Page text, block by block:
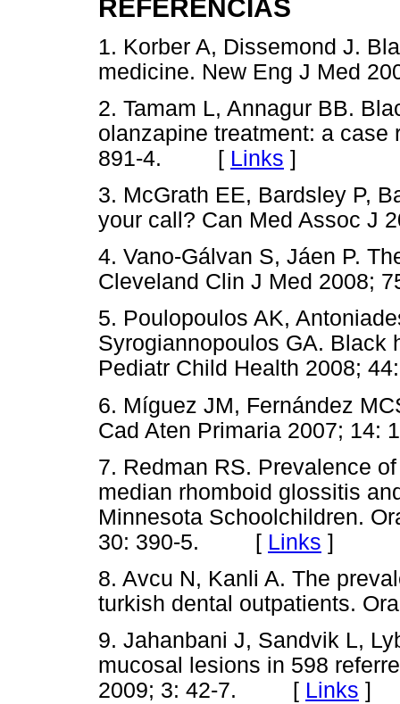
REFERÊNCIAS
1. Korber A, Dissemond J.
medicine. New Eng J
2. Tamam L, Annagur BB.
olanzapine treatment: a case
891-4. [ Links ]
3. McGrath EE, Bardsley P,
your call? Can Med Assoc
4. Vano-Gálvan S, Jáen P.
Cleveland Clin J Med
5. Poulopoulos AK,
Syrogiannopoulos GA. Black
Pediatr Child Health
6. Míguez JM, Fernández
Cad Aten Primaria 2007;
7. Redman RS. Prevalence
median rhomboid glossitis
Minnesota Schoolchildren.
30: 390-5. [ Links ]
8. Avcu N, Kanli A. The
turkish dental outpatients.
9. Jahanbani J, Sandvik L,
mucosal lesions in 598
2009; 3: 42-7. [ Links ]